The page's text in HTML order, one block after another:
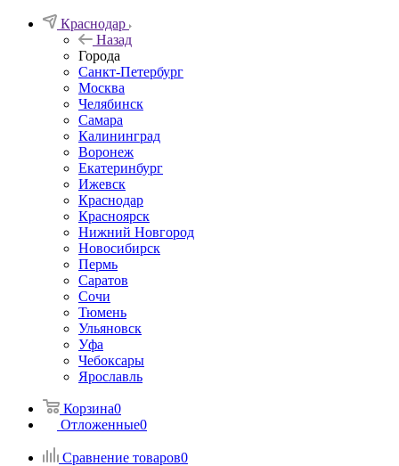
Краснодар
Назад
Города
Санкт-Петербург
Москва
Челябинск
Самара
Калининград
Воронеж
Екатеринбург
Ижевск
Краснодар
Красноярск
Нижний Новгород
Новосибирск
Пермь
Саратов
Сочи
Тюмень
Ульяновск
Уфа
Чебоксары
Ярославль
Корзина0
Отложенные0
Сравнение товаров0